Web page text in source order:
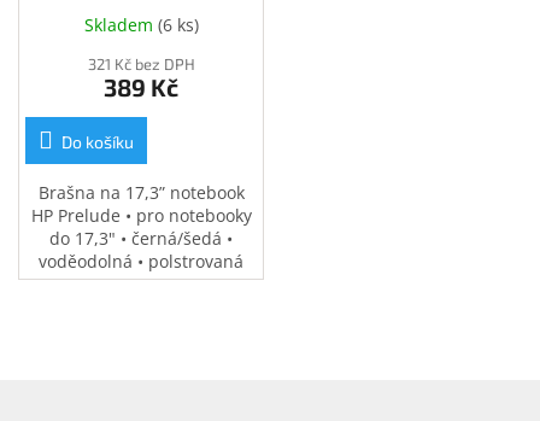
(34Y64AA)
Skladem (6 ks)
321 Kč bez DPH
389 Kč
Do košíku
Brašna na 17,3” notebook
HP Prelude • pro notebooky
do 17,3" • černá/šedá •
voděodolná • polstrovaná
přihrádka na notebook •